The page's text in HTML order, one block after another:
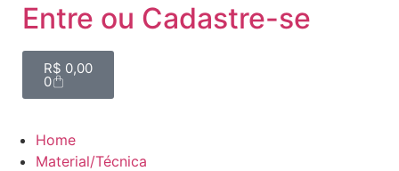
Entre ou Cadastre-se
R$ 0,00
0
Home
Material/Técnica